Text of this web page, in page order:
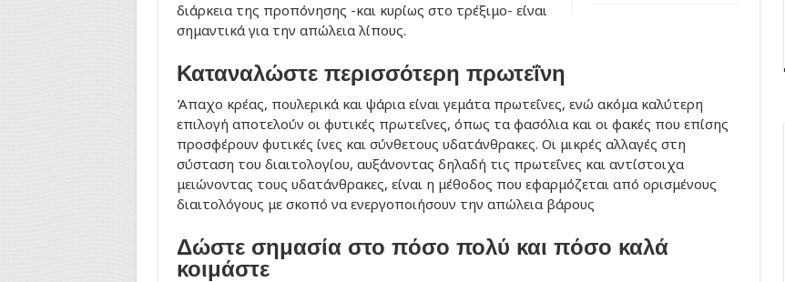
διάρκεια της προπόνησης -και κυρίως στο τρέξιμο- είναι
σημαντικά για την απώλεια λίπους.
Καταναλώστε περισσότερη πρωτεΐνη
Άπαχο κρέας, πουλερικά και ψάρια είναι γεμάτα πρωτεΐνες, ενώ ακόμα καλύτερη
επιλογή αποτελούν οι φυτικές πρωτεΐνες, όπως τα φασόλια και οι φακές που επίσης
προσφέρουν φυτικές ίνες και σύνθετους υδατάνθρακες. Οι μικρές αλλαγές στη
σύσταση του διαιτολογίου, αυξάνοντας δηλαδή τις πρωτεΐνες και αντίστοιχα
μειώνοντας τους υδατάνθρακες, είναι η μέθοδος που εφαρμόζεται από ορισμένους
διαιτολόγους με σκοπό να ενεργοποιήσουν την απώλεια βάρους
Δώστε σημασία στο πόσο πολύ και πόσο καλά
κοιμάστε